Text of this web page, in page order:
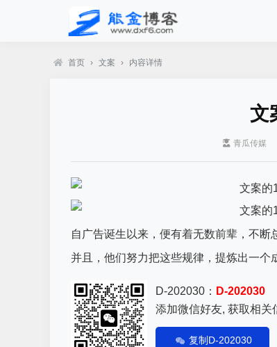
首页 › 文案 › 内容详情
文
青瓜传媒
自广告诞生以来，便有着无数前辈，不断
并且，他们努力把这些规律，提炼出一个
D-202030： D-202030
添加微信好友, 获取相关
复制D-202030